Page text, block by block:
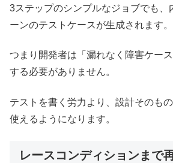
3ステップのシンプルなジョブでも、
ーンのテストケースが生成されます。
つまり開発者は「漏れなく障害ケー
する必要がありません。
テストを書く労力より、設計そのも
使えるようになります。
レースコンディションまで